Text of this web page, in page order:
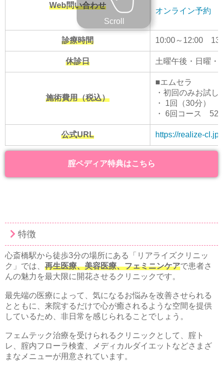
Web問い合わせ
オンライン予約
診療時間 10:00～12:00
休診日 土曜午後・日曜・
施術費用（税込）
■エムセラ
・初回のみお試
・ 1回（30分）
・ 6回コース
公式URL https://realize-cl.jp/
Scroll
腟ペディア特典はこちら
特徴
心斎橋駅から徒歩3分の場所にある「リアライズクリニッ
ク」では、 再生医療、美容医療、フェミニンケアで患者さ
んの魅力を最大限に開花させるクリニックです。
最先端の医療によって、気になるお悩みを改善させられる
とともに、来院するだけで心が癒されるような空間を提供
しているため、非日常を感じられることでしょう。
フェムテック治療を受けられるクリニックとして、腟ト
レ、腟内フローラ検査、メディカルダイエットなどさまざ
まなメニューが用意されています。